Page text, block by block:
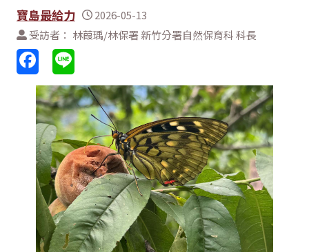
寶島最給力
2026-05-13
受訪者： 林葭瑀/林保署 新竹分署自然保育科 科長